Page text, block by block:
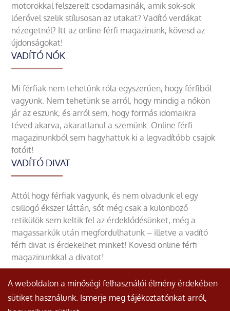
motorokkal felszerelt csodamasinák, amik sok-sok
lóerővel szelik stílusosan az utakat? Vadító verdákat
nézegetnél? Itt az online férfi magazinunk, kövesd az
újdonságokat!
VADÍTÓ NŐK
Mi férfiak nem tehetünk róla egyszerűen, hogy férfiből
vagyunk. Nem tehetünk se arról, hogy mindig a nőkön
jár az eszünk, és arról sem, hogy formás idomaikra
téved akarva, akaratlanul a szemünk. Online férfi
magazinunkból sem hagyhattuk ki a legvadítóbb csajok
fotóit!
VADÍTÓ DIVAT
Attól hogy férfiak vagyunk, és nem olvadunk el egy
csillogó ékszer láttán, sőt még csak a különböző
retikülök sem keltik fel az érdeklődésünket, még a
magassarkúk után megfordulhatunk – illetve a vadító
férfi divat is érdekelhet minket! Kövesd online férfi
magazinunkkal a divatot!
A weboldalon a minőségi felhasználói élmény érdekében
sütiket használunk. Ismerje meg tájékoztatónkat arról,